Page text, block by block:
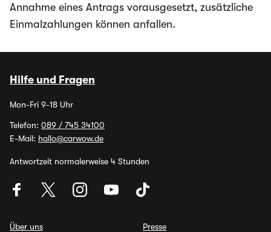
Annahme eines Antrags vorausgesetzt, zusätzliche
Einmalzahlungen können anfallen.
Hilfe und Fragen
Mon-Fri 9-18 Uhr
Telefon: 089 / 745 34100
E-Mail: hallo@carwow.de
Antwortzeit normalerweise 4 Stunden
Über uns
Presse